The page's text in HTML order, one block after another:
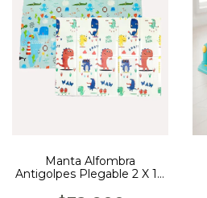
Manta Alfombra
Antigolpes Plegable 2 X 1,5